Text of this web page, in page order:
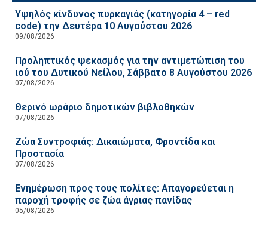
Υψηλός κίνδυνος πυρκαγιάς (κατηγορία 4 – red
code) την Δευτέρα 10 Αυγούστου 2026
09/08/2026
Προληπτικός ψεκασμός για την αντιμετώπιση του
ιού του Δυτικού Νείλου, Σάββατο 8 Αυγούστου 2026
07/08/2026
Θερινό ωράριο δημοτικών βιβλοθηκών
07/08/2026
Ζώα Συντροφιάς: Δικαιώματα, Φροντίδα και
Προστασία
07/08/2026
Ενημέρωση προς τους πολίτες: Απαγορεύεται η
παροχή τροφής σε ζώα άγριας πανίδας
05/08/2026